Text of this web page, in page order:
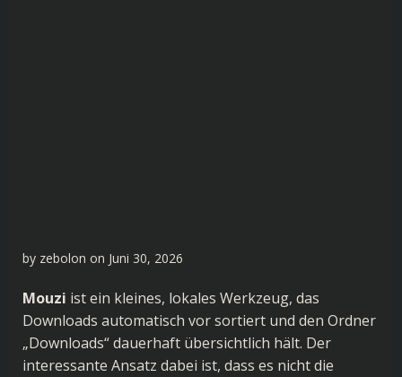
by zebolon on Juni 30, 2026
Mouzi ist ein kleines, lokales Werkzeug, das
Downloads automatisch vor sortiert und den Ordner
„Downloads“ dauerhaft übersichtlich hält. Der
interessante Ansatz dabei ist, dass es nicht die